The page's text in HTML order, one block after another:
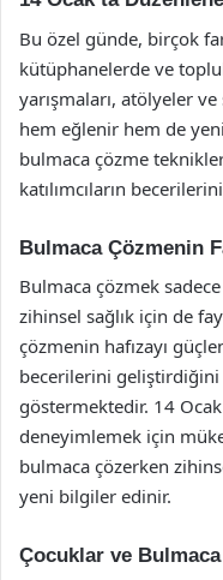
Bu özel günde, birçok
kütüphanelerde ve
yarışmaları, atölyeler
hem eğlenir hem de
bulmaca çözme
katılımcıların
Bulmaca Çözmenin
Bulmaca çözmek
zihinsel sağlık için de
çözmenin hafızayı
becerilerini geliştirdiğini
göstermektedir. 14
deneyimlemek için
bulmaca çözerken
yeni bilgiler edinir.
Çocuklar ve